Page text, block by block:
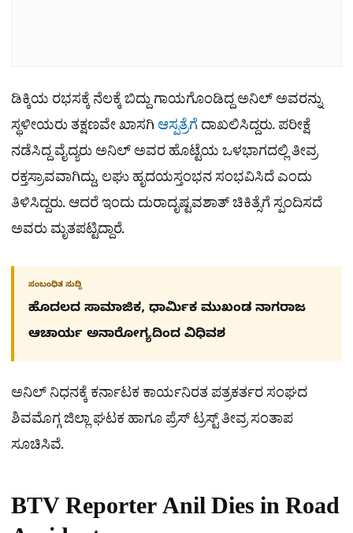
ಡಿಕ್ಕಿಯ ರಭಸಕ್ಕೆ ನೆಲಕ್ಕೆ ಬಿದ್ದು ಗಾಯಗೊಂಡಿದ್ದ ಅನಿಲ್ ಅವರನ್ನು
ಸ್ಥಳೀಯರು ತಕ್ಷಣವೇ ಖಾಸಗಿಆಸ್ಪತ್ರೆಗೆದಾಖಲಿಸಿದ್ದರು. ಪರೀಕ್ಷೆ
ನಡೆಸಿದ್ದ ವೈದ್ಯರು ಅನಿಲ್ ಅವರ ಹೊಟ್ಟೆಯ ಒಳಭಾಗದಲ್ಲಿ ತೀವ್ರ
ರಕ್ತಸ್ರಾವವಾಗಿದ್ದು, ಲಘು ಹೃದಯಸ್ತಂಭನ ಸಂಭವಿಸಿದೆ ಎಂದು
ತಿಳಿಸಿದ್ದರು. ಆದರೆ ಇಂದು ದುರಾದೃಷ್ಟವಶಾತ್ ಚಿಕಿತ್ಸೆಗೆ ಸ್ಪಂದಿಸದೆ
ಅವರು ಮೃತಪಟ್ಟಿದ್ದಾರೆ.
ಸಂಬಂಧಿತ ಸುದ್ದಿ
ಹೊದಲದ ಸಾಮಾಜಿಕ, ಧಾರ್ಮಿಕ ಮುಖಂಡ ನಾಗರಾಜ
ಆಚಾರ್ಯ ಅನಾರೋಗ್ಯದಿಂದ ವಿಧಿವಶ
ಅನಿಲ್ ನಿಧನಕ್ಕೆ ಕರ್ನಾಟಕ ಕಾರ್ಯನಿರತ ಪತ್ರಕರ್ತರ ಸಂಘದ
ಶಿವಮೊಗ್ಗ ಜಿಲ್ಲಾ ಘಟಕ ಹಾಗೂ ಪ್ರೆಸ್ ಟ್ರಸ್ಟ್ ತೀವ್ರ ಸಂತಾಪ‌
ಸೂಚಿಸಿವೆ.
BTV Reporter Anil Dies in Road